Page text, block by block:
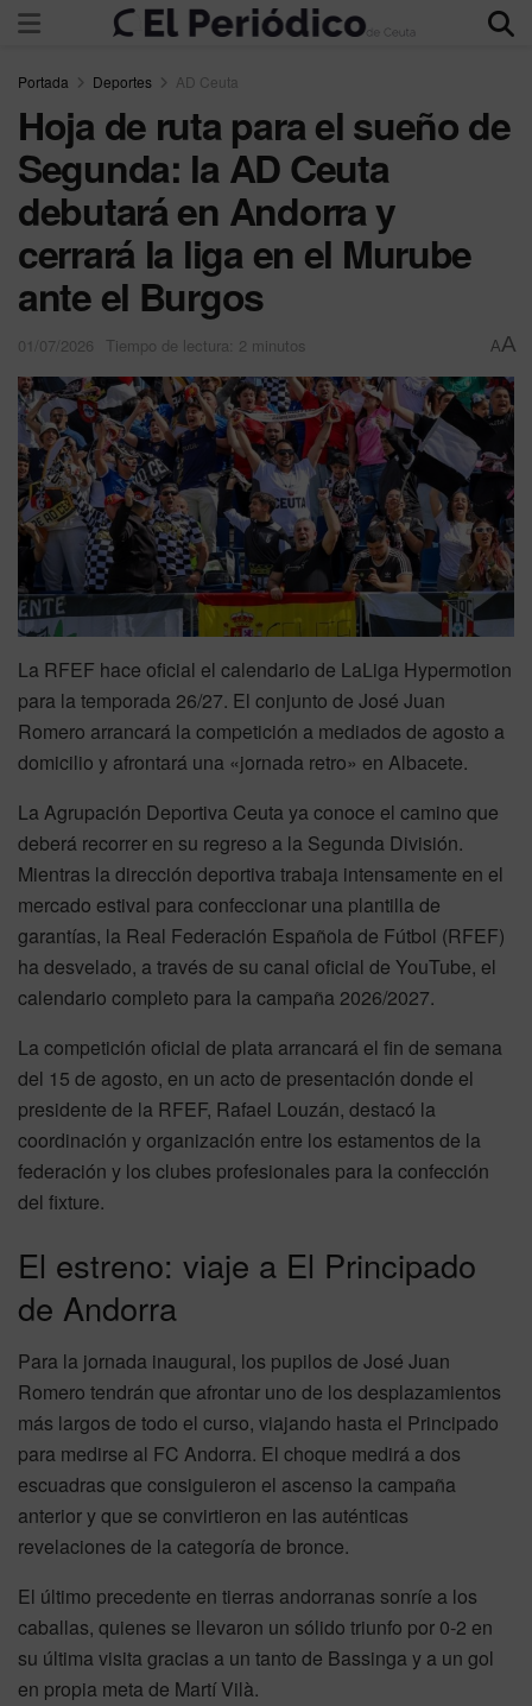
Portada Deportes AD Ceuta
Hoja de ruta para el sueño de
Segunda: la AD Ceuta
debutará en Andorra y
cerrará la liga en el Murube
ante el Burgos
01/07/2026 Tiempo de lectura: 2 minutos AA
La RFEF hace oficial el calendario de LaLiga Hypermotion
para la temporada 26/27. El conjunto de José Juan
Romero arrancará la competición a mediados de agosto a
domicilio y afrontará una «jornada retro» en Albacete.
La Agrupación Deportiva Ceuta ya conoce el camino que
deberá recorrer en su regreso a la Segunda División.
Mientras la dirección deportiva trabaja intensamente en el
mercado estival para confeccionar una plantilla de
garantías, la Real Federación Española de Fútbol (RFEF)
ha desvelado, a través de su canal oficial de YouTube, el
calendario completo para la campaña 2026/2027.
La competición oficial de plata arrancará el fin de semana
del 15 de agosto, en un acto de presentación donde el
presidente de la RFEF, Rafael Louzán, destacó la
coordinación y organización entre los estamentos de la
federación y los clubes profesionales para la confección
del fixture.
El estreno: viaje a El Principado
de Andorra
Para la jornada inaugural, los pupilos de José Juan
Romero tendrán que afrontar uno de los desplazamientos
más largos de todo el curso, viajando hasta el Principado
para medirse al FC Andorra. El choque medirá a dos
escuadras que consiguieron el ascenso la campaña
anterior y que se convirtieron en las auténticas
revelaciones de la categoría de bronce.
El último precedente en tierras andorranas sonríe a los
caballas, quienes se llevaron un sólido triunfo por 0-2 en
su última visita gracias a un tanto de Bassinga y a un gol
en propia meta de Martí Vilà.